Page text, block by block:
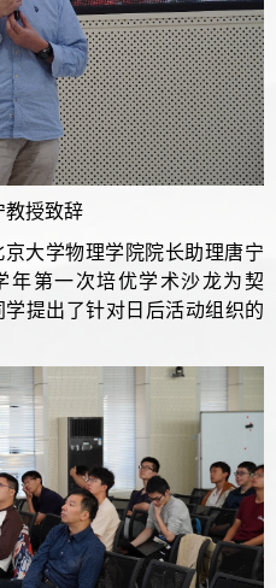
教授致辞
大学物理学院院长助理唐宁
年第一次培优学术沙龙为契
提出了针对日后活动组织的